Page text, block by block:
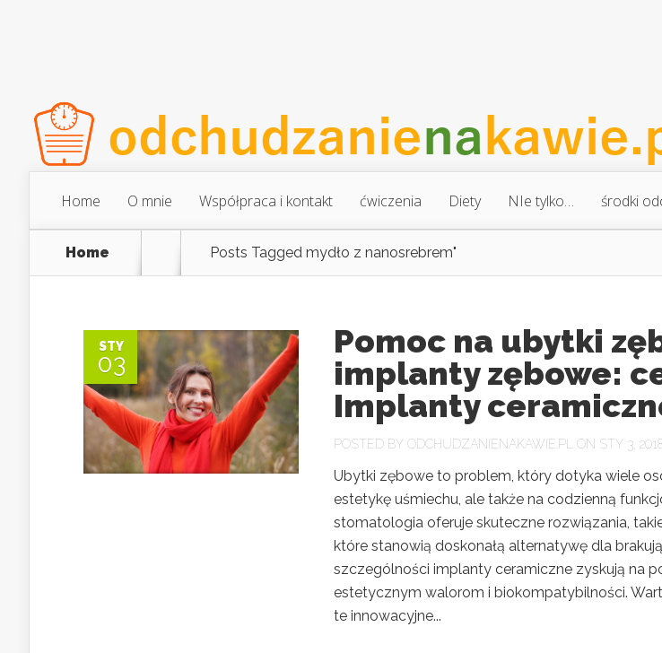
Home O mnie Współpraca i kontakt ćwiczenia Diety NIe tylko… środki
Home Posts Tagged mydło z nanosrebrem"
STY
03
Pomoc na ubytki
implanty zębowe:
Implanty
POSTED BY ODCHUDZANIENAKAWIE.PL ON STY 3,
Ubytki zębowe to problem, który dotyka wiele
estetykę uśmiechu, ale także na codzienną
stomatologia oferuje skuteczne rozwiązania,
które stanowią doskonałą alternatywę dla
szczególności implanty ceramiczne zyskują na
estetycznym walorom i biokompatybilności.
te innowacyjne...